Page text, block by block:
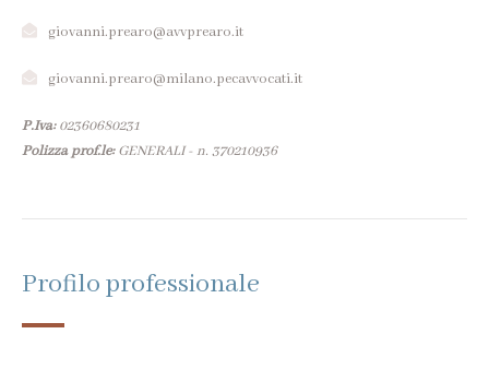
giovanni.prearo@avvprearo.it
giovanni.prearo@milano.pecavvocati.it
P.Iva:02360680231
Polizza prof.le:GENERALI - n. 370210936
Profilo professionale